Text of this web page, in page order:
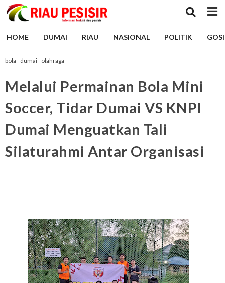
HOME DUMAI RIAU NASIONAL POLITIK
bola dumai olahraga
Melalui Permainan Bola Mini
Soccer, Tidar Dumai VS KNPI
Dumai Menguatkan Tali
Silaturahmi Antar Organisasi